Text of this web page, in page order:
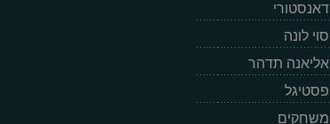
דאנסטורי
סוי לונה
אליאנה תדהר
פסטיגל
משחקים